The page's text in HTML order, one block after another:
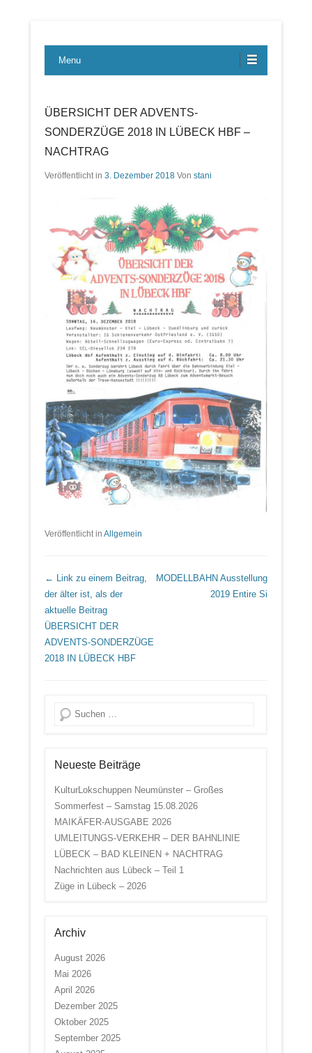
LBE-Express
Menu
ÜBERSICHT DER ADVENTS-
SONDERZÜGE 2018 IN LÜBECK HBF –
NACHTRAG
Veröffentlicht in 3. Dezember 2018 Von stani
Veröffentlicht in Allgemein
Beitrags Übersicht
← Link zu einem Beitrag,
der älter ist, als der
aktuelle Beitrag
ÜBERSICHT DER
ADVENTS-SONDERZÜGE
2018 IN LÜBECK HBF
MODELLBAHN Ausstellung
2019 Entire Si
Suche
Neueste Beiträge
KulturLokschuppen Neumünster – Großes
Sommerfest – Samstag 15.08.2026
MAIKÄFER-AUSGABE 2026
UMLEITUNGS-VERKEHR – DER BAHNLINIE
LÜBECK – BAD KLEINEN + NACHTRAG
Nachrichten aus Lübeck – Teil 1
Züge in Lübeck – 2026
Archiv
August 2026
Mai 2026
April 2026
Dezember 2025
Oktober 2025
September 2025